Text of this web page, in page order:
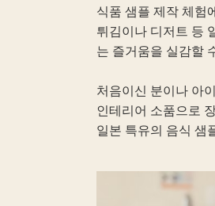
식품 샘플 제작 체험
튀김이나 디저트 등
는 즐거움을 실감할
처음이신 분이나 아
인테리어 소품으로
일본 특유의 음식 샘